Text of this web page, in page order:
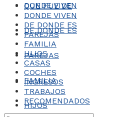
DONDE VIVEN
DE DONDE ES
PAREJAS
FAMILIA
HIJOS
QUE FUE DE
DONDE VIVEN
DE DONDE ES
PAREJAS
FAMILIA
HIJOS
CASAS
COCHES
INGRESOS
TRABAJOS
RECOMENDADOS